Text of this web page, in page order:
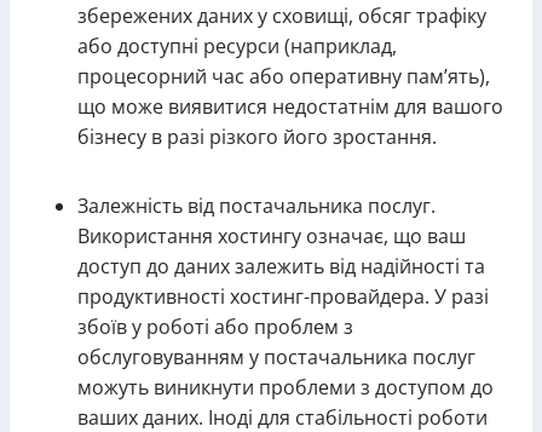
збережених даних у сховищі, обсяг трафіку
або доступні ресурси (наприклад,
процесорний час або оперативну пам’ять),
що може виявитися недостатнім для вашого
бізнесу в разі різкого його зростання.
Залежність від постачальника послуг.
Використання хостингу означає, що ваш
доступ до даних залежить від надійності та
продуктивності хостинг-провайдера. У разі
збоїв у роботі або проблем з
обслуговуванням у постачальника послуг
можуть виникнути проблеми з доступом до
ваших даних. Іноді для стабільності роботи